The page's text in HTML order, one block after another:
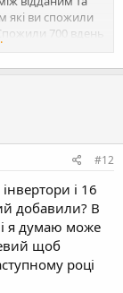
які ви спожили
700 вдень
вдень та 30%
30% по
#12
і 16
добавили? В
і я думаю може
щоб
році